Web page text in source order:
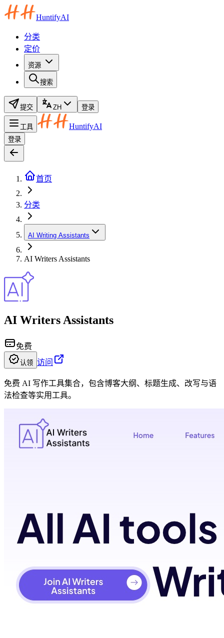
HuntifyAI
分类
定价
资源
搜索
提交 ZH 登录
工具 HuntifyAI
登录
首页
分类
AI Writing Assistants
AI Writers Assistants
AI Writers Assistants
免费
认领 访问
免费 AI 写作工具集合，包含博客大纲、标题生成、改写与语
法检查等实用工具。